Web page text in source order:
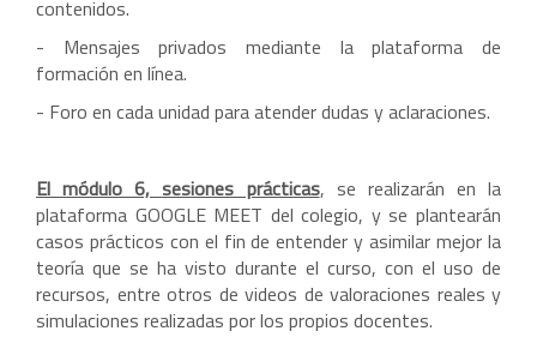
contenidos.
- Mensajes privados mediante la plataforma de
formación en línea.
- Foro en cada unidad para atender dudas y aclaraciones.
El módulo 6, sesiones prácticas, se realizarán en la
plataforma GOOGLE MEET del colegio, y se plantearán
casos prácticos con el fin de entender y asimilar mejor la
teoría que se ha visto durante el curso, con el uso de
recursos, entre otros de videos de valoraciones reales y
simulaciones realizadas por los propios docentes.